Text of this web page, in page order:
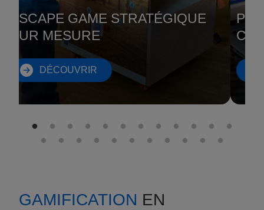
ESCAPE GAME STRATÉGIQUE
SUR MESURE
DÉCOUVRIR
GAMIFICATION EN